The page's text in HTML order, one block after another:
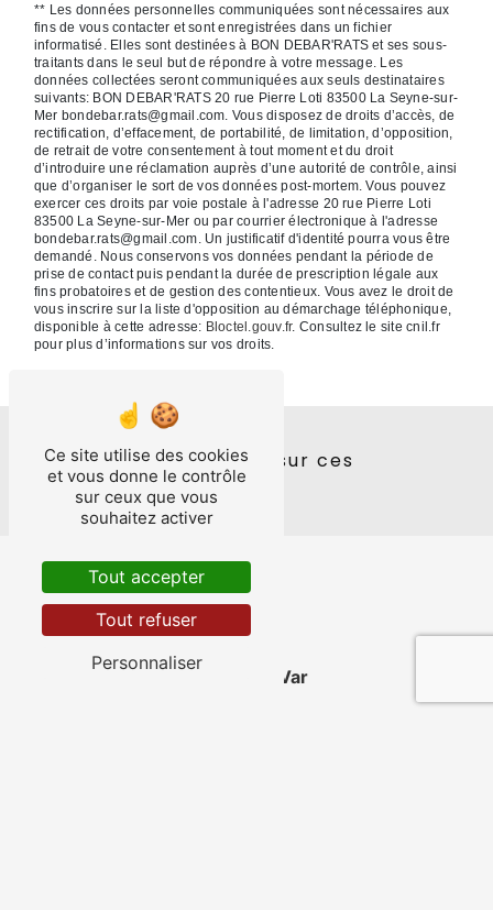
** Les données personnelles communiquées sont nécessaires aux
fins de vous contacter et sont enregistrées dans un fichier
informatisé. Elles sont destinées à BON DEBAR'RATS et ses sous-
traitants dans le seul but de répondre à votre message. Les
données collectées seront communiquées aux seuls destinataires
suivants: BON DEBAR'RATS 20 rue Pierre Loti 83500 La Seyne-sur-
Mer bondebar.rats@gmail.com. Vous disposez de droits d’accès, de
rectification, d’effacement, de portabilité, de limitation, d’opposition,
de retrait de votre consentement à tout moment et du droit
d’introduire une réclamation auprès d’une autorité de contrôle, ainsi
que d’organiser le sort de vos données post-mortem. Vous pouvez
exercer ces droits par voie postale à l'adresse 20 rue Pierre Loti
83500 La Seyne-sur-Mer ou par courrier électronique à l'adresse
bondebar.rats@gmail.com. Un justificatif d'identité pourra vous être
demandé. Nous conservons vos données pendant la période de
prise de contact puis pendant la durée de prescription légale aux
fins probatoires et de gestion des contentieux. Vous avez le droit de
vous inscrire sur la liste d'opposition au démarchage téléphonique,
disponible à cette adresse: Bloctel.gouv.fr. Consultez le site cnil.fr
pour plus d’informations sur vos droits.
Nos interventions sur ces
villes
La Valette-du-Var
Ce site utilise des cookies
et vous donne le contrôle
sur ceux que vous
souhaitez activer
Tout accepter
Tout refuser
Personnaliser